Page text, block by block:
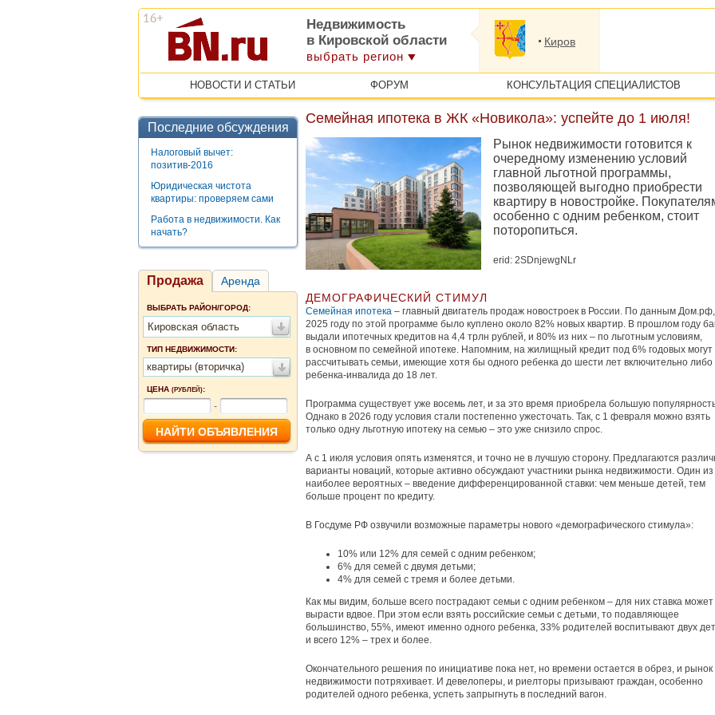
Недвижимость
в Кировской области
выбрать регион
Киров
НОВОСТИ И СТАТЬИ ФОРУМ КОНСУЛЬТАЦИЯ СПЕЦИАЛИСТОВ
Последние обсуждения
Налоговый вычет:
позитив-2016
Юридическая чистота
квартиры: проверяем сами
Работа в недвижимости. Как
начать?
Продажа Аренда
ВЫБРАТЬ РАЙОН/ГОРОД:
Кировская область
ТИП НЕДВИЖИМОСТИ:
квартиры (вторичка)
ЦЕНА (РУБЛЕЙ):
-
Семейная ипотека в ЖК «Новикола»: успейте до 1 июля!
Рынок недвижимости готовится к
очередному изменению условий
главной льготной программы,
позволяющей выгодно приобрести
квартиру в новостройке.
особенно с одним ребенком, стоит
поторопиться.
erid: 2SDnjewgNLr
ДЕМОГРАФИЧЕСКИЙ СТИМУЛ
Семейная ипотека – главный двигатель продаж новостроек в России. По данным
2025 году по этой программе было куплено около 82% новых квартир. В прошлом году
выдали ипотечных кредитов на 4,4 трлн рублей, и 80% из них – по льготным условиям,
в основном по семейной ипотеке. Напомним, на жилищный кредит под 6% годовых могут
рассчитывать семьи, имеющие хотя бы одного ребенка до шести лет включительно либо
ребенка-инвалида до 18 лет.
Программа существует уже восемь лет, и за это время приобрела большую
Однако в 2026 году условия стали постепенно ужесточать. Так, с 1 февраля можно взять
только одну льготную ипотеку на семью – это уже снизило спрос.
А с 1 июля условия опять изменятся, и точно не в лучшую сторону. Предлагаются
варианты новаций, которые активно обсуждают участники рынка недвижимости. Один из
наиболее вероятных – введение дифференцированной ставки: чем меньше детей, тем
больше процент по кредиту.
В Госдуме РФ озвучили возможные параметры нового «демографического стимула»:
10% или 12% для семей с одним ребенком;
6% для семей с двумя детьми;
4% для семей с тремя и более детьми.
Как мы видим, больше всего пострадают семьи с одним ребенком – для них ставка может
вырасти вдвое. При этом если взять российские семьи с детьми, то подавляющее
большинство, 55%, имеют именно одного ребенка, 33% родителей воспитывают двух
и всего 12% – трех и более.
Окончательного решения по инициативе пока нет, но времени остается в обрез, и рынок
недвижимости потряхивает. И девелоперы, и риелторы призывают граждан, особенно
родителей одного ребенка, успеть запрыгнуть в последний вагон.